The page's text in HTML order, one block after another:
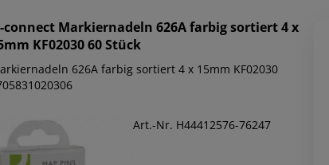
connect Markiernadeln 626A farbig sortiert 4 x
KF02030 60 Stück
626A farbig sortiert 4 x 15mm KF02030
Art.-Nr. H44412576-76247